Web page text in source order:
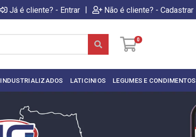
Já é cliente? - Entrar | Não é cliente? - Cadastrar
0
INDUSTRIALIZADOS LATICINIOS LEGUMES E CONDIMENTOS